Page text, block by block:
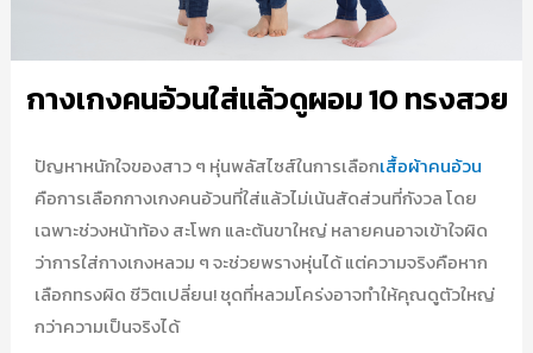
กางเกงคนอ้วนใส่แล้วดูผอม 10 ทรงสวย
ปัญหาหนักใจของสาว ๆ หุ่นพลัสไซส์ในการเลือกเสื้อผ้าคนอ้วน
คือการเลือกกางเกงคนอ้วนที่ใส่แล้วไม่เน้นสัดส่วนที่กังวล โดย
เฉพาะช่วงหน้าท้อง สะโพก และต้นขาใหญ่ หลายคนอาจเข้าใจผิด
ว่าการใส่กางเกงหลวม ๆ จะช่วยพรางหุ่นได้ แต่ความจริงคือหาก
เลือกทรงผิด ชีวิตเปลี่ยน! ชุดที่หลวมโคร่งอาจทำให้คุณดูตัวใหญ่
กว่าความเป็นจริงได้